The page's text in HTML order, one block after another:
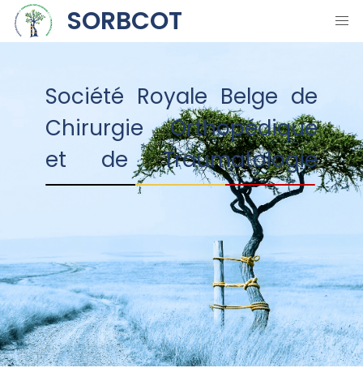
SORBCOT
Société Royale Belge de
Chirurgie Orthopédique
et de Traumatologie